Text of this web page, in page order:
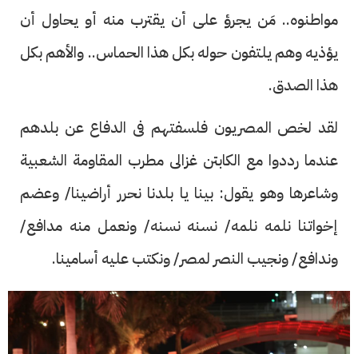
مواطنوه.. مَن يجرؤ على أن يقترب منه أو يحاول أن
يؤذيه وهم يلتفون حوله بكل هذا الحماس.. والأهم بكل
هذا الصدق.
لقد لخص المصريون فلسفتهم فى الدفاع عن بلدهم
عندما رددوا مع الكابتن غزالى مطرب المقاومة الشعبية
وشاعرها وهو يقول: بينا يا بلدنا نحرر أراضينا/ وعضم
إخواتنا نلمه نلمه/ نسنه نسنه/ ونعمل منه مدافع/
وندافع/ ونجيب النصر لمصر/ ونكتب عليه أسامينا.